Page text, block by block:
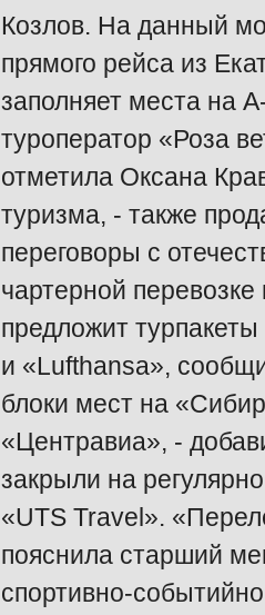
Козлов. На данный
прямого рейса из
заполняет места на
туроператор «Роза
отметила Оксана
туризма, - также
переговоры с
чартерной
предложит
и «Lufthansa»,
блоки мест на
«Центравиа», -
закрыли на
«UTS Travel».
пояснила старший
спортивно-